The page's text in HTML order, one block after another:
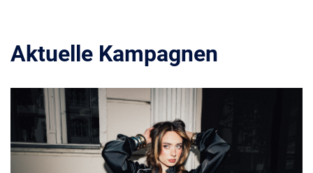
Aktuelle Kampagnen